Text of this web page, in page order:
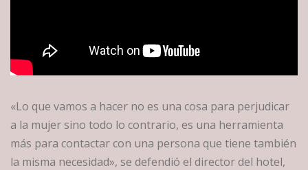
«Lo que vamos a hacer no es una cosa para perjudicar
a la mujer sino todo lo contrario, es una herramienta
más para contactar con una persona que tiene también
la misma necesidad», se defendió el director del hotel,